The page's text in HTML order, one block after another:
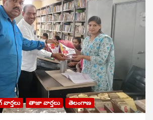
వార్తలు తాజా వార్తలు తెలంగాణ